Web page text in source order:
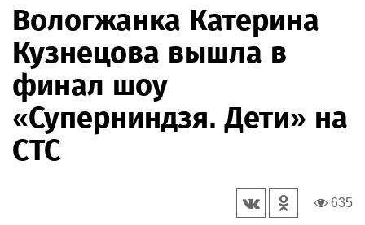
Вологжанка Катерина
Кузнецова вышла в
финал шоу
«Суперниндзя. Дети» на
СТС
635